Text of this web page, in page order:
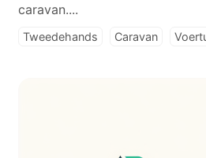
caravan....
Tweedehands Caravan